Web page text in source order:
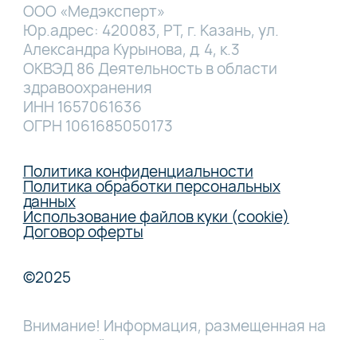
ООО «Медэксперт»
Юр.адрес: 420083, РТ, г. Казань, ул.
Александра Курынова, д. 4, к.3
ОКВЭД 86 Деятельность в области
здравоохранения
ИНН 1657061636
ОГРН 1061685050173
Политика конфиденциальности
Политика обработки персональных
данных
Использование файлов куки (cookie)
Договор оферты
©2025
Внимание! Информация, размещенная на